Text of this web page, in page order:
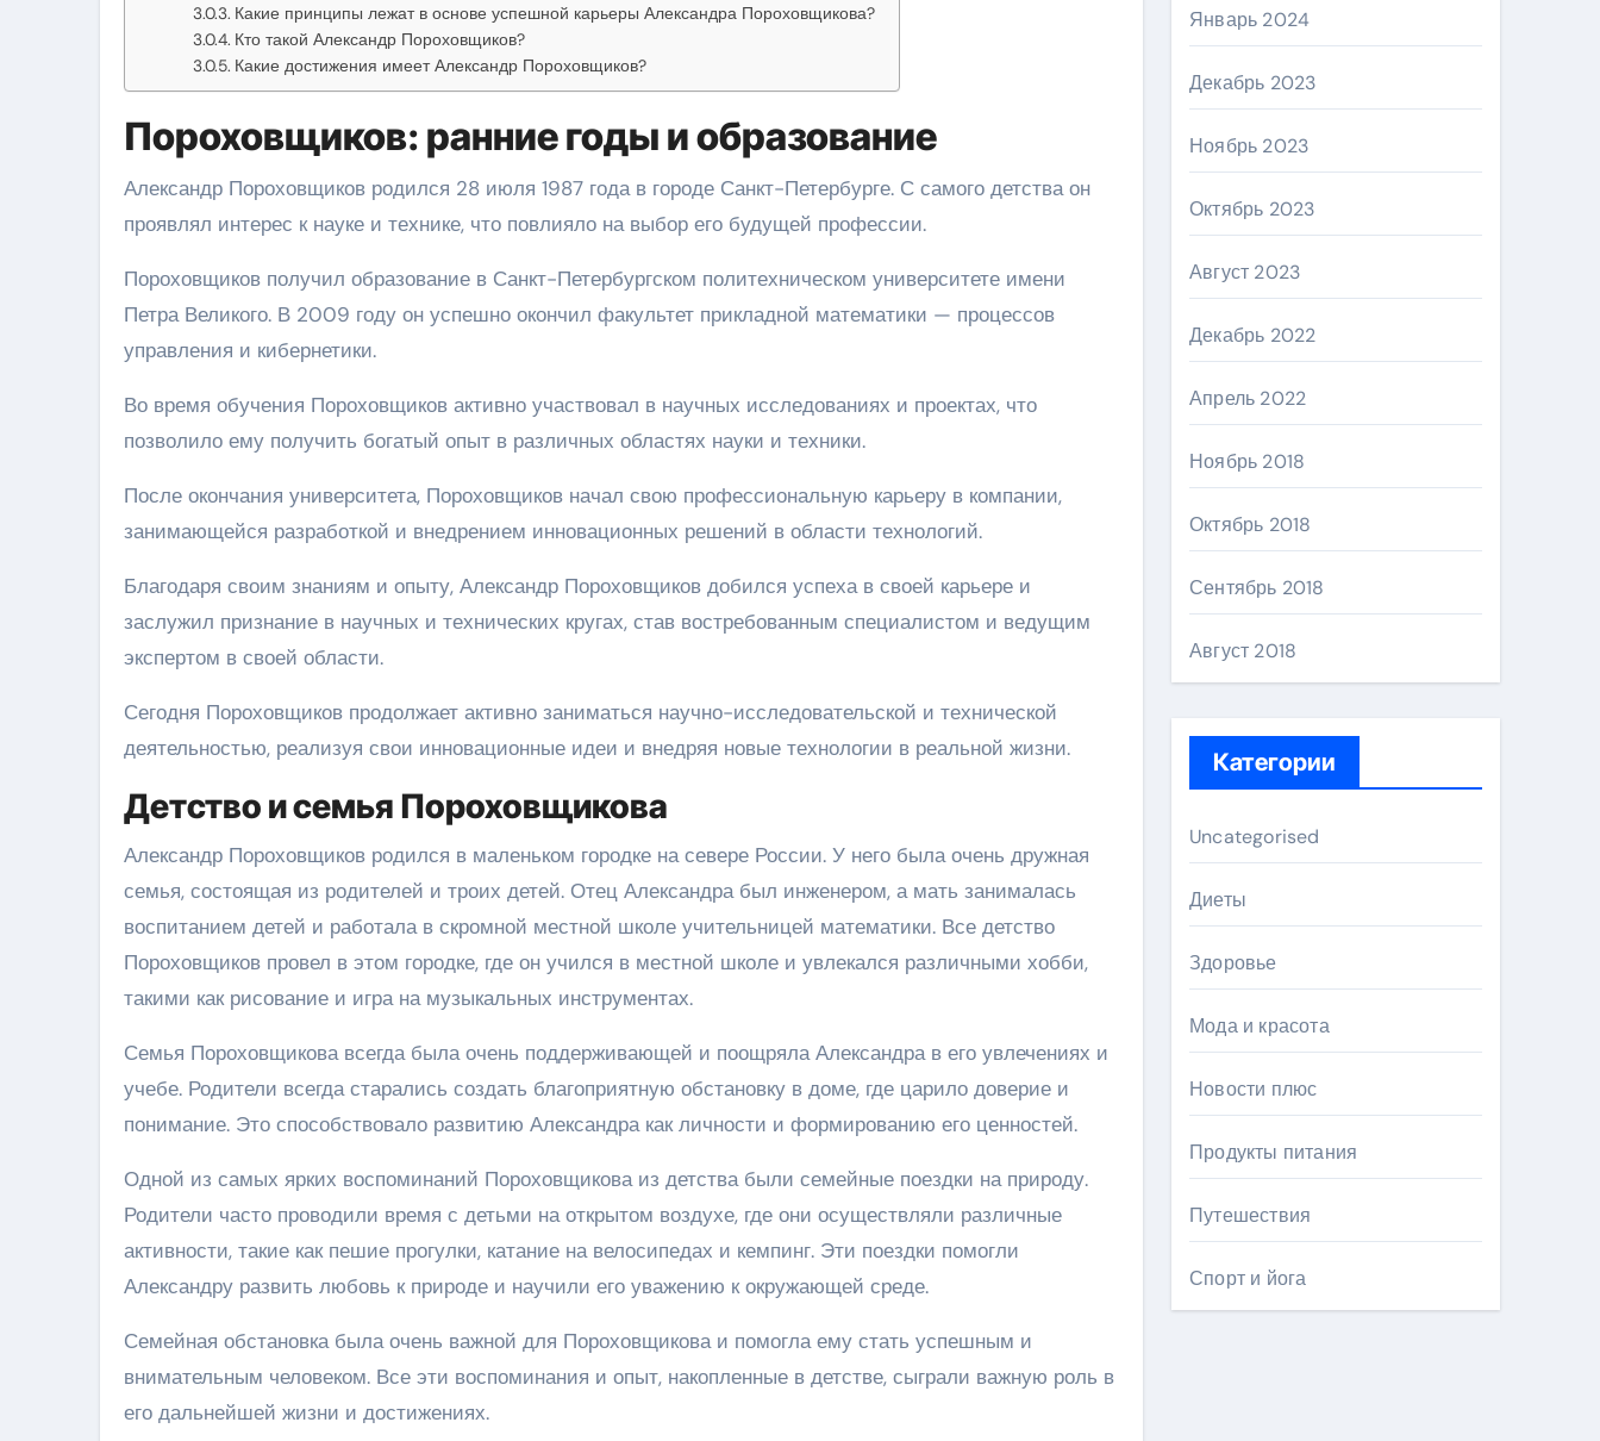
Какие принципы лежат в основе успешной карьеры Александра Пороховщикова?
Кто такой Александр Пороховщиков?
Какие достижения имеет Александр Пороховщиков?
Пороховщиков: ранние годы и образование
Александр Пороховщиков родился 28 июля 1987 года в городе Санкт-Петербурге. С самого детства он
проявлял интерес к науке и технике, что повлияло на выбор его будущей профессии.
Пороховщиков получил образование в Санкт-Петербургском политехническом университете имени
Петра Великого. В 2009 году он успешно окончил факультет прикладной математики — процессов
управления и кибернетики.
Во время обучения Пороховщиков активно участвовал в научных исследованиях и проектах, что
позволило ему получить богатый опыт в различных областях науки и техники.
После окончания университета, Пороховщиков начал свою профессиональную карьеру в компании,
занимающейся разработкой и внедрением инновационных решений в области технологий.
Благодаря своим знаниям и опыту, Александр Пороховщиков добился успеха в своей карьере и
заслужил признание в научных и технических кругах, став востребованным специалистом и ведущим
экспертом в своей области.
Сегодня Пороховщиков продолжает активно заниматься научно-исследовательской и технической
деятельностью, реализуя свои инновационные идеи и внедряя новые технологии в реальной жизни.
Детство и семья Пороховщикова
Александр Пороховщиков родился в маленьком городке на севере России. У него была очень дружная
семья, состоящая из родителей и троих детей. Отец Александра был инженером, а мать занималась
воспитанием детей и работала в скромной местной школе учительницей математики. Все детство
Пороховщиков провел в этом городке, где он учился в местной школе и увлекался различными хобби,
такими как рисование и игра на музыкальных инструментах.
Семья Пороховщикова всегда была очень поддерживающей и поощряла Александра в его увлечениях и
учебе. Родители всегда старались создать благоприятную обстановку в доме, где царило доверие и
понимание. Это способствовало развитию Александра как личности и формированию его ценностей.
Одной из самых ярких воспоминаний Пороховщикова из детства были семейные поездки на природу.
Родители часто проводили время с детьми на открытом воздухе, где они осуществляли различные
активности, такие как пешие прогулки, катание на велосипедах и кемпинг. Эти поездки помогли
Александру развить любовь к природе и научили его уважению к окружающей среде.
Семейная обстановка была очень важной для Пороховщикова и помогла ему стать успешным и
внимательным человеком. Все эти воспоминания и опыт, накопленные в детстве, сыграли важную роль в
его дальнейшей жизни и достижениях.
Январь 2024
Декабрь 2023
Ноябрь 2023
Октябрь 2023
Август 2023
Декабрь 2022
Апрель 2022
Ноябрь 2018
Октябрь 2018
Сентябрь 2018
Август 2018
Категории
Uncategorised
Диеты
Здоровье
Мода и красота
Новости плюс
Продукты питания
Путешествия
Спорт и йога